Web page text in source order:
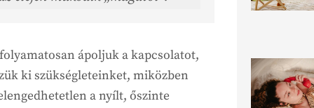
ápoljuk a kapcsolatot,
ki szükségleteinket, miközben
a nyílt, őszinte